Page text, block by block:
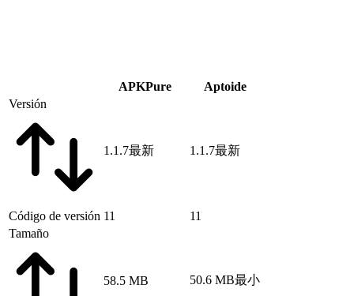
APKPure
Aptoide
Versión
1.1.7最新 1.1.7最新
Código de versión 11
11
Tamaño
58.5 MB 50.6 MB最小